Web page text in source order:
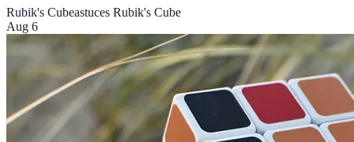
Rubik's Cubeastuces Rubik's Cube
Aug 6